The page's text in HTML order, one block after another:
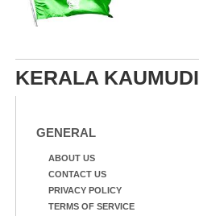
KERALA KAUMUDI
GENERAL
ABOUT US
CONTACT US
PRIVACY POLICY
TERMS OF SERVICE